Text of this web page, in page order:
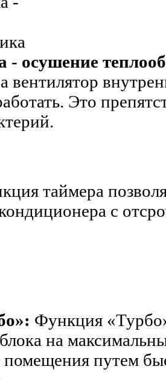
- осушение
вентилятор
Это
таймера
с
Функция
на
помещения путем